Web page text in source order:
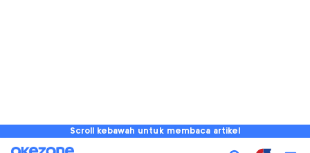
Scroll kebawah untuk membaca artikel